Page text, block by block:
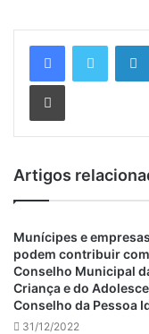
Imprimir
Artigos
Munícipes e empresas
podem contribuir com
Conselho Municipal
Criança e do
Conselho da Pessoa
31/12/2022